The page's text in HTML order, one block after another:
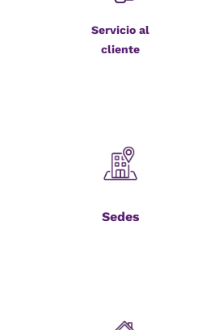
Servicio al
cliente
Sedes